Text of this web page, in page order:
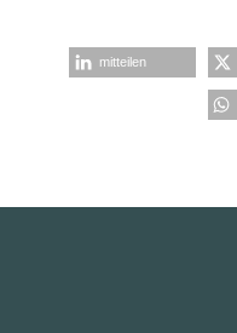
mitteilen